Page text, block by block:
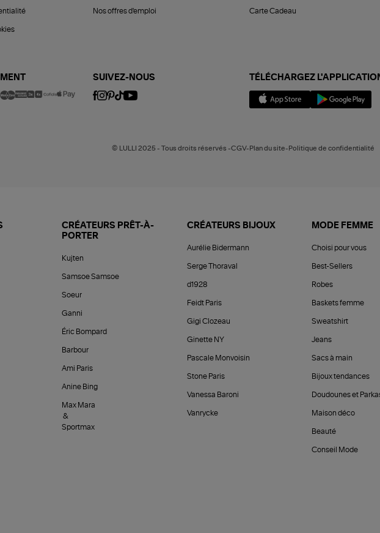
Nos offres d'emploi Carte Cadeau
SUIVEZ-NOUS TÉLÉCHARGEZ
© LULLI 2025 - Tous droits réservés -CGV-Plan du site-Politique de confidentialité
CRÉATEURS PRÊT-À-
PORTER
Kujten
Samsoe Samsoe
Soeur
Ganni
Éric Bompard
Barbour
Ami Paris
Anine Bing
Max Mara
&
Sportmax
CRÉATEURS BIJOUX
Aurélie Bidermann
Serge Thoraval
d1928
Feidt Paris
Gigi Clozeau
Ginette NY
Pascale Monvoisin
Stone Paris
Vanessa Baroni
Vanrycke
MODE FEMME
Choisi pour vous
Best-Sellers
Robes
Baskets femme
Sweatshirt
Jeans
Sacs à main
Bijoux tendances
Doudounes et
Maison déco
Beauté
Conseil Mode